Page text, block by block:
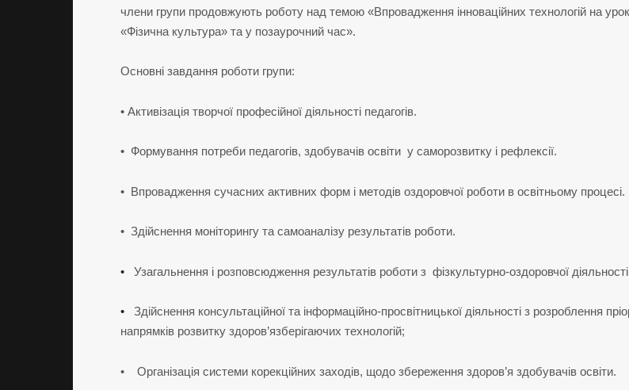
члени групи продовжують роботу над темою «Впровадження інноваційних технологій на
«Фізична культура» та у позаурочний час».
Основні завдання роботи групи:
• Активізація творчої професійної діяльності педагогів.
• Формування потреби педагогів, здобувачів освіти у саморозвитку і рефлексії.
• Впровадження сучасних активних форм і методів оздоровчої роботи в освітньому процесі.
• Здійснення моніторингу та самоаналізу результатів роботи.
• Узагальнення і розповсюдження результатів роботи з фізкультурно-оздоровчої
• Здійснення консультаційної та інформаційно-просвітницької діяльності з розроблення
напрямків розвитку здоров’язберігаючих технологій;
• Організація системи корекційних заходів, щодо збереження здоров’я здобувачів освіти.